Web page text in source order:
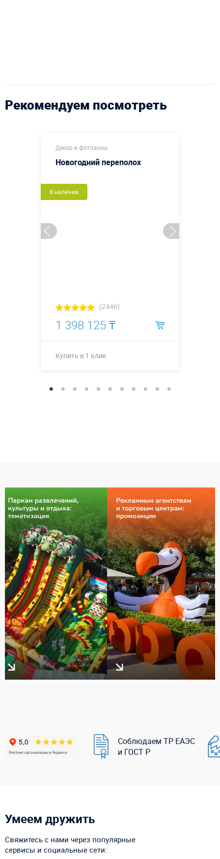
Рекомендуем посмотреть
Декор и фотозоны
Новогодний переполох
В наличии
(2446)
1 398 125 ₸
Купить в 1 клик
Соблюдаем ТР ЕАЭС
и ГОСТ Р
Умеем дружить
Свяжитесь с нами через популярные
сервисы и социальные сети: